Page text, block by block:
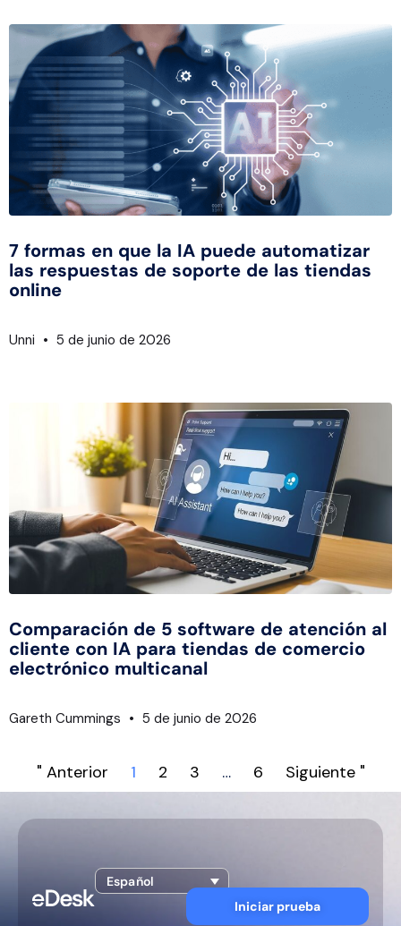
7 formas en que la IA puede automatizar
las respuestas de soporte de las tiendas
online
Unni 5 de junio de 2026
Comparación de 5 software de atención al
cliente con IA para tiendas de comercio
electrónico multicanal
Gareth Cummings 5 de junio de 2026
" Anterior 1 2 3 … 6 Siguiente "
Español
Iniciar prueba